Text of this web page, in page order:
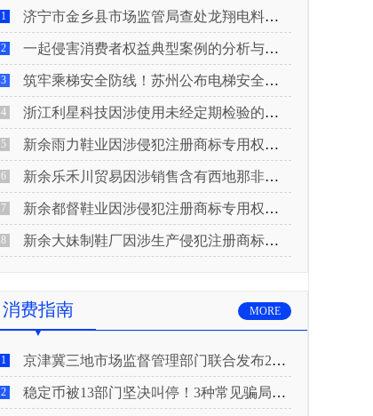
1 济宁市金乡县市场监管局查处龙翔电料批发部非法销售电线电缆案
2 一起侵害消费者权益典型案例的分析与启示
3 筑牢乘梯安全防线！苏州公布电梯安全领域典型案例
4 浙江利星科技因涉使用未经定期检验的压力管道被查
5 新余雨力鞋业因涉侵犯注册商标专用权被查
6 新余乐禾川贸易因涉销售含有西地那非的保健食品被查
7 新余都督鞋业因涉侵犯注册商标专用权被查
8 新余大妹制鞋厂因涉生产侵犯注册商标专用权的产品被查
消费指南 MORE
1 京津冀三地市场监督管理部门联合发布2026年春节期间消费提示
2 稳定币被13部门坚决叫停！3种常见骗局“套路”曝光